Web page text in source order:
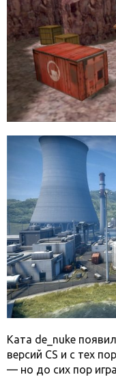
Ката de_nuke
версий CS и с тех
— но до сих пор